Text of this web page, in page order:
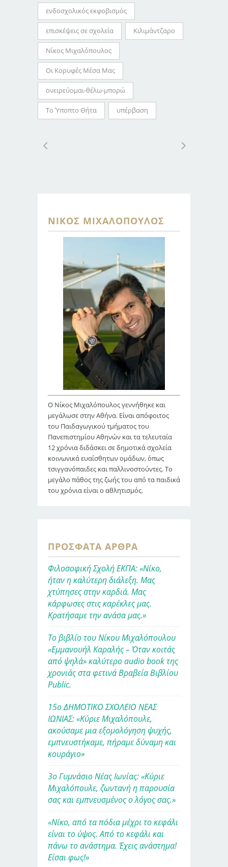
ενδοσχολικός εκφοβισμός
επισκέψεις σε σχολεία Κιλιμάντζαρο
Νίκος Μιχαλόπουλος
Οι Κορυφές Μέσα Μας
ονειρεύομαι-θέλω-μπορώ
Το Ύποπτο Θήτα υπέρβαση
ΝΊΚΟΣ ΜΙΧΑΛΌΠΟΥΛΟΣ
Ο Νίκος Μιχαλόπουλος γεννήθηκε και
μεγάλωσε στην Αθήνα. Είναι απόφοιτος
του Παιδαγωγικού τμήματος του
Πανεπιστημίου Αθηνών και τα τελευταία
12 χρόνια διδάσκει σε δημοτικά σχολεία
κοινωνικά ευαίσθητων ομάδων, όπως
τσιγγανόπαιδες και παλλινοστούντες. Το
μεγάλο πάθος της ζωής του από τα παιδικά
του χρόνια είναι ο αθλητισμός.
ΠΡΌΣΦΑΤΑ ΆΡΘΡΑ
Φιλοσοφική Σχολή ΕΚΠΑ: «Νίκο,
ήταν η καλύτερη διάλεξη. Μας
χτύπησες στην καρδιά. Μας
κάρφωσες στις καρέκλες μας.
Κρατήσαμε την ανάσα μας.»
Το βιβλίο του Νίκου Μιχαλόπουλου
«Εμμανουήλ Καραλής – Όταν κοιτάς
από ψηλά» καλύτερο audio book της
χρονιάς στα φετινά Βραβεία Βιβλίου
Public.
15ο ΔΗΜΟΤΙΚΟ ΣΧΟΛΕΙΟ ΝΕΑΣ
ΙΩΝΙΑΣ: «Κύριε Μιχαλόπουλε,
ακούσαμε μια εξομολόγηση ψυχής,
εμπνευστήκαμε, πήραμε δύναμη και
κουράγιο»
3ο Γυμνάσιο Νέας Ιωνίας: «Κύριε
Μιχαλόπουλε, ζωντανή η παρουσία
σας και εμπνευσμένος ο λόγος σας.»
«Νίκο, από τα πόδια μέχρι το κεφάλι
είναι το ύψος. Από το κεφάλι και
πάνω το ανάστημα. Έχεις ανάστημα!
Είσαι φως!»